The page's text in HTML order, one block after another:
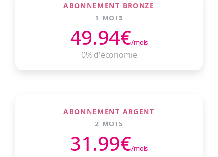
ABONNEMENT BRONZE
1 MOIS
49.94€/mois
0% d'économie
ABONNEMENT ARGENT
2 MOIS
31.99€/mois